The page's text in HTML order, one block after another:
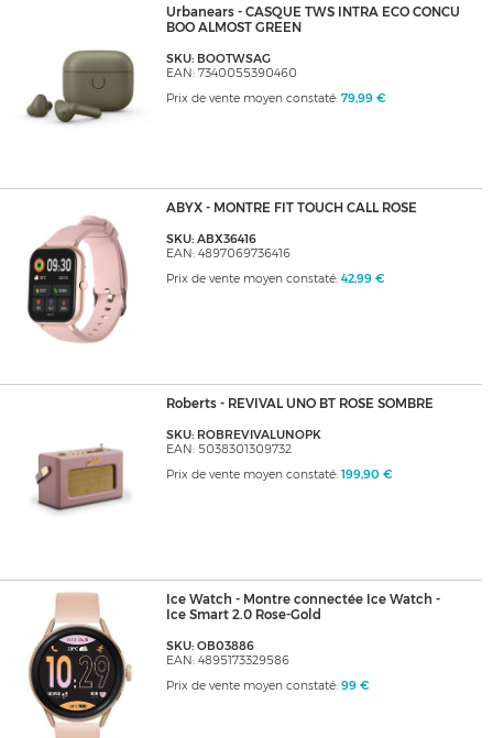
Urbanears - CASQUE TWS INTRA ECO CONCU
BOO ALMOST GREEN
SKU: BOOTWSAG
EAN: 7340055390460
Prix de vente moyen constaté: 79,99 €
ABYX - MONTRE FIT TOUCH CALL ROSE
SKU: ABX36416
EAN: 4897069736416
Prix de vente moyen constaté: 42,99 €
Roberts - REVIVAL UNO BT ROSE SOMBRE
SKU: ROBREVIVALUNOPK
EAN: 5038301309732
Prix de vente moyen constaté: 199,90 €
Ice Watch - Montre connectée Ice Watch -
Ice Smart 2.0 Rose-Gold
SKU: OB03886
EAN: 4895173329586
Prix de vente moyen constaté: 99 €